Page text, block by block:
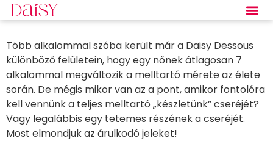
Több alkalommal szóba került már a Daisy Dessous
különböző felületein, hogy egy nőnek átlagosan 7
alkalommal megváltozik a melltartó mérete az élete
során. De mégis mikor van az a pont, amikor fontolóra
kell vennünk a teljes melltartó „készletünk” cseréjét?
Vagy legalábbis egy tetemes részének a cseréjét.
Most elmondjuk az árulkodó jeleket!